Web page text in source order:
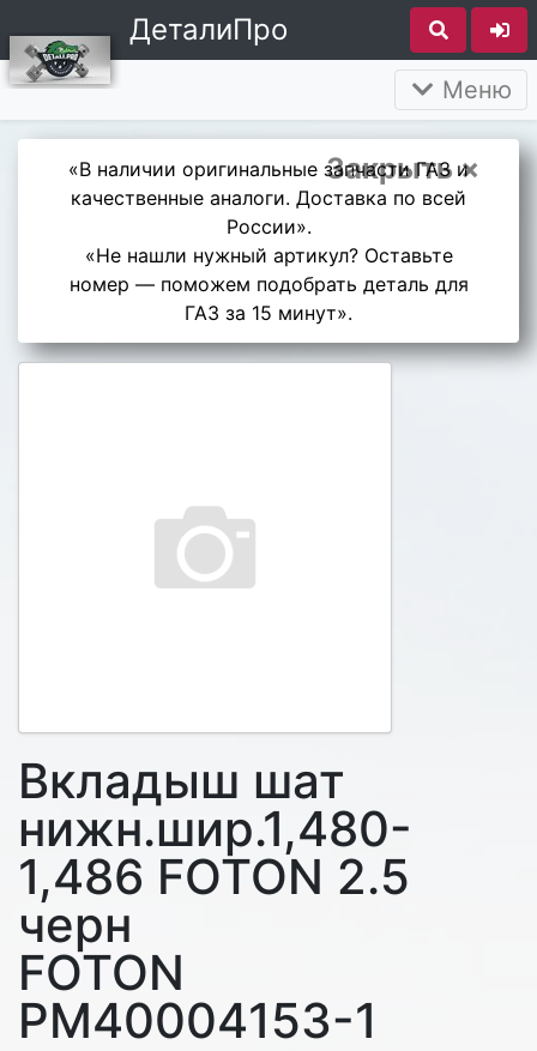
ДеталиПро
Меню
Закрыть ×
«В наличии оригинальные запчасти ГАЗ и
качественные аналоги. Доставка по всей
России».
«Не нашли нужный артикул? Оставьте
номер — поможем подобрать деталь для
ГАЗ за 15 минут».
Вкладыш шат
нижн.шир.1,480-
1,486 FOTON 2.5
черн
FOTON
PM40004153-1